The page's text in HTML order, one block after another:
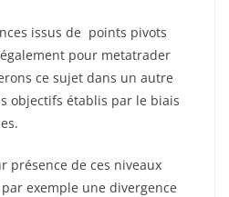
issus de points pivots
pour metatrader
ce sujet dans un autre
objectifs établis par le biais
présence de ces niveaux
exemple une divergence